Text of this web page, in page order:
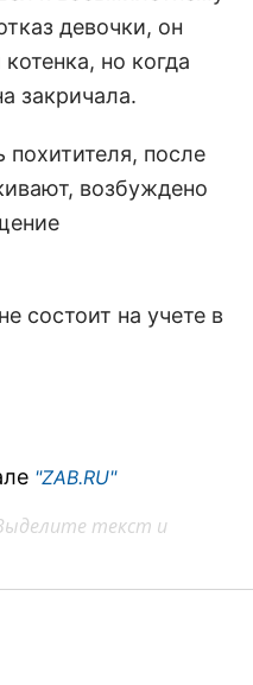
девочки, он
но когда
закричала.
после
возбуждено
состоит на учете в
"ZAB.RU"
текст и